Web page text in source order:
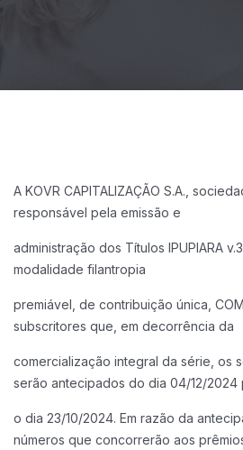
A KOVR CAPITALIZAÇÃO S.A.,
responsável pela emissão e
administração dos Títulos IPUPIARA
modalidade filantropia
premiável, de contribuição única,
subscritores que, em decorrência da
comercialização integral da série, os
serão antecipados do dia 04/12/2024
o dia 23/10/2024. Em razão da
números que concorrerão aos